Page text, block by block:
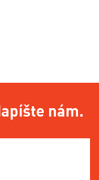
nám.